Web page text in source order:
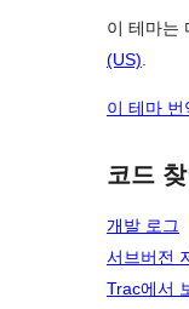
이 테마는
(US).
이 테마 번
코드 찾
개발 로그
서브버전
Trac에서